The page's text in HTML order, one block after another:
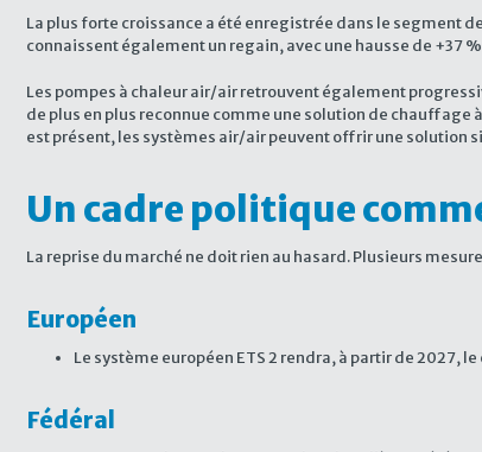
La plus forte croissance a été enregistrée dans le segment
connaissent également un regain, avec une hausse de +37
Les pompes à chaleur air/air retrouvent également
de plus en plus reconnue comme une solution de
est présent, les systèmes air/air peuvent offrir une solution
Un cadre politique
La reprise du marché ne doit rien au hasard. Plusieurs
Européen
Le système européen ETS 2 rendra, à partir de 2027,
Fédéral